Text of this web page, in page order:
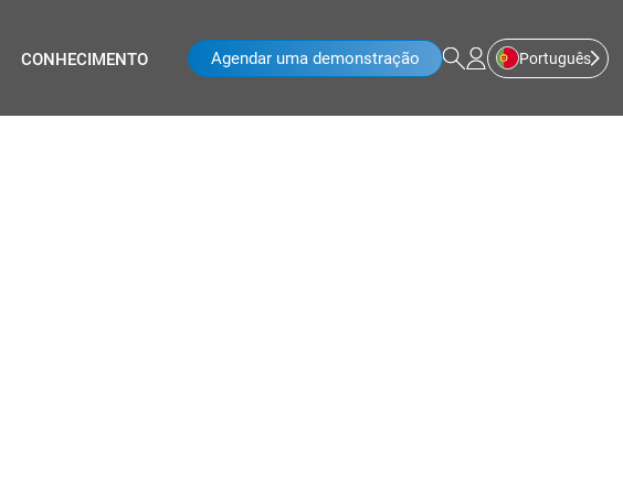
CONHECIMENTO Agendar uma demonstração Português